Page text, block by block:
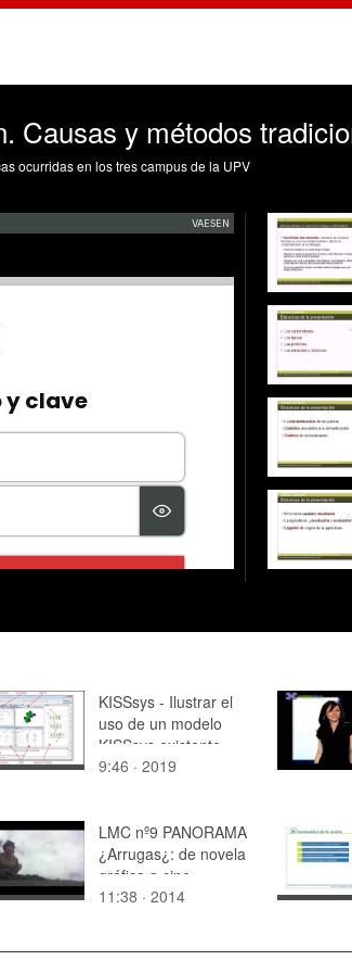
Causas y métodos
ocurridas en los tres campus de la UPV
KISSsys - Ilustrar el
uso de un modelo
KISSsys existente
9:46 · 2019
LMC nº9 PANORAMA
¿Arrugas¿: de novela
gráfica a cine
11:38 · 2014